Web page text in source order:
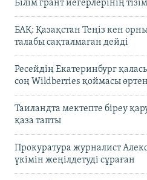
Білім грант иегерлерінің
БАҚ: Қазақстан Теңіз кен
талабы сақталмаған дейді
Ресейдің Екатеринбург
соң Wildberries қоймасы
Таиландта мектепте біреу
қаза тапты
Прокуратура журналист
үкімін жеңілдетуді сұраған